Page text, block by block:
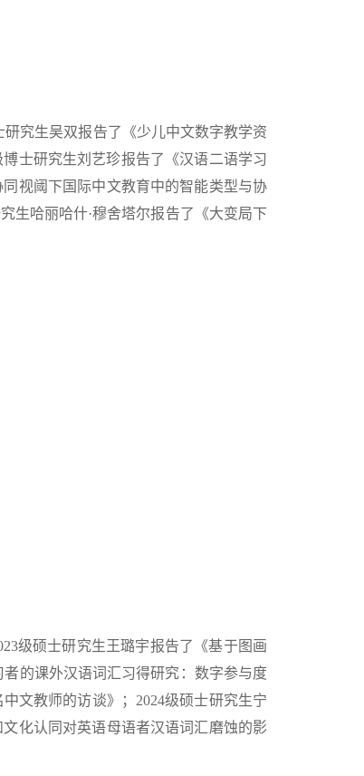
究生吴双报告了《少儿中文数字教学资
士研究生刘艺珍报告了《汉语二语学习
视阈下国际中文教育中的智能类型与协
生哈丽哈什·穆舍塔尔报告了《大变局下
级硕士研究生王璐宇报告了《基于图画
的课外汉语词汇习得研究：数字参与度
文教师的访谈》；2024级硕士研究生宁
化认同对英语母语者汉语词汇磨蚀的影